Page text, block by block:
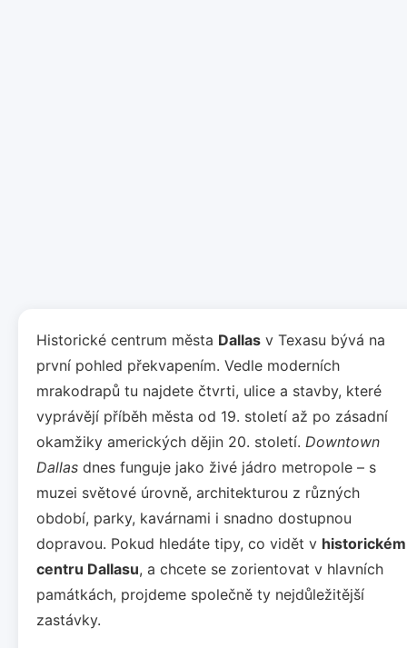
Historické centrum města Dallas v Texasu bývá na
první pohled překvapením. Vedle moderních
mrakodrapů tu najdete čtvrti, ulice a stavby, které
vyprávějí příběh města od 19. století až po zásadní
okamžiky amerických dějin 20. století. Downtown
Dallas dnes funguje jako živé jádro metropole – s
muzei světové úrovně, architekturou z různých
období, parky, kavárnami i snadno dostupnou
dopravou. Pokud hledáte tipy, co vidět v historickém
centru Dallasu, a chcete se zorientovat v hlavních
památkách, projdeme společně ty nejdůležitější
zastávky.